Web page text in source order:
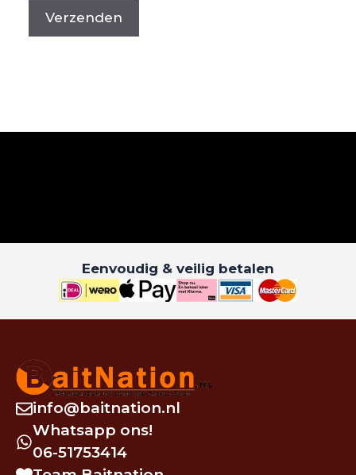
Eenvoudig & veilig betalen
info@baitnation.nl
Whatsapp ons!
06-51753414